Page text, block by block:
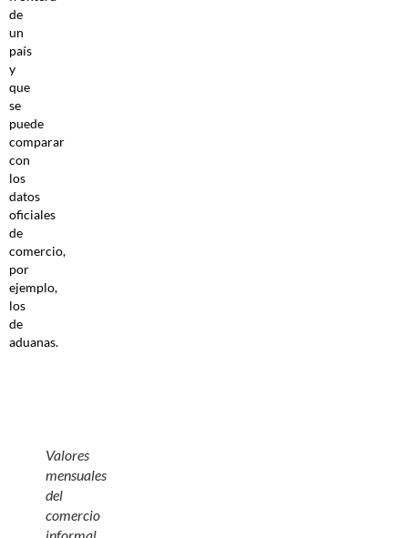
de
un
país
y
que
se
puede
comparar
con
los
datos
oficiales
de
comercio,
por
ejemplo,
los
de
aduanas.
Valores
mensuales
del
comercio